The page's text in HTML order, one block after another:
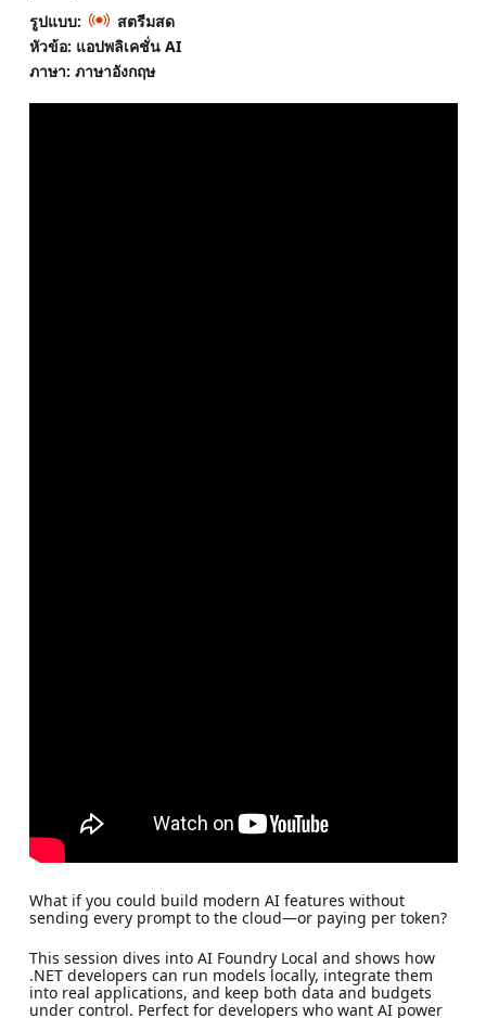
รูปแบบ:
สตรีมสด
หัวข้อ: แอปพลิเคชั่น AI
ภาษา: ภาษาอังกฤษ
What if you could build modern AI features without
sending every prompt to the cloud—or paying per token?
This session dives into AI Foundry Local and shows how
.NET developers can run models locally, integrate them
into real applications, and keep both data and budgets
under control. Perfect for developers who want AI power